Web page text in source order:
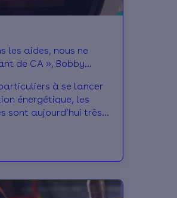
les aides, nous ne
de CA », Bobby
à se lancer
énergétique, les
sont aujourd’hui très
? Et comment
directeur de
Partenaire Effy depuis
la place